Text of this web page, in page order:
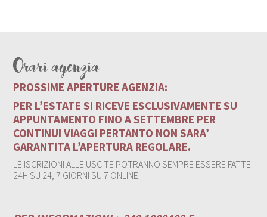
Orari agenzia
PROSSIME APERTURE AGENZIA:
PER L’ESTATE SI RICEVE ESCLUSIVAMENTE SU
APPUNTAMENTO FINO A SETTEMBRE PER
CONTINUI VIAGGI PERTANTO NON SARA’
GARANTITA L’APERTURA REGOLARE.
LE ISCRIZIONI ALLE USCITE POTRANNO SEMPRE ESSERE FATTE
24H SU 24, 7 GIORNI SU 7 ONLINE.